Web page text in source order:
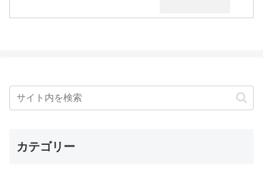
カテゴリー